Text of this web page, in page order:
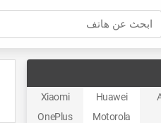
ابحث عن هاتف
Huawei
Xiaomi
Motorola
OnePlus